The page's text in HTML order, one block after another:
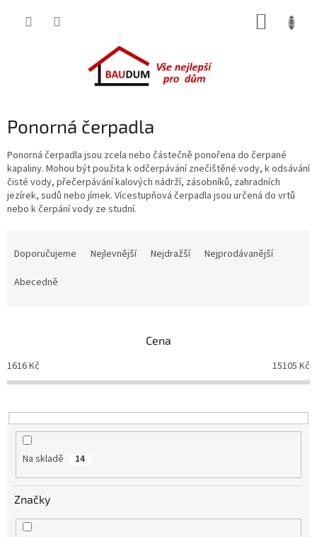
Ponorná čerpadla
Ponorná čerpadla jsou zcela nebo částečně ponořena do čerpané
kapaliny. Mohou být použita k odčerpávání znečištěné vody, k odsávání
čisté vody, přečerpávání kalových nádrží, zásobníků, zahradních
jezírek, sudů nebo jímek. Vícestupňová čerpadla jsou určená do vrtů
nebo k čerpání vody ze studní.
o
d
k
t
Doporučujeme Nejlevnější Nejdražší
Nejprodávanější
Abecedně
Cena
1616Kč 15105 Kč
Na skladě 14
Značky